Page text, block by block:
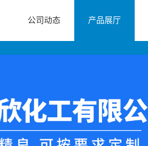
公司动态 产品展厅